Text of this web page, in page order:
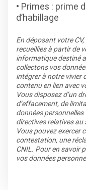
Primes : prime
d’habillage
En déposant votre
recueillies à partir de
informatique destiné
collectons vos
intégrer à notre vivier
contenu en lien avec
Vous disposez d’un
d’effacement, de
données
directives relatives au
Vous pouvez exercer
contestation, une
CNIL. Pour en savoir
vos données